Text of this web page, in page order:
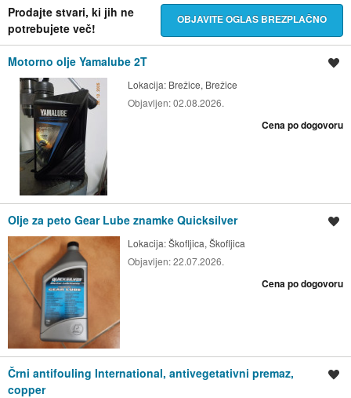
Prodajte stvari, ki jih ne
potrebujete več!
OBJAVITE OGLAS BREZPLAČNO
Motorno olje Yamalube 2T
Lokacija: Brežice, Brežice
Objavljen:02.08.2026.
Cena po dogovoru
Olje za peto Gear Lube znamke Quicksilver
Lokacija:Škofljica, Škofljica
Objavljen:22.07.2026.
Cena po dogovoru
Črni antifouling International, antivegetativni premaz,
copper